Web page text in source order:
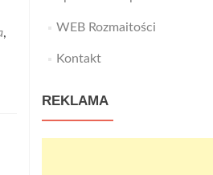
,
WEB Rozmaitości
Kontakt
REKLAMA